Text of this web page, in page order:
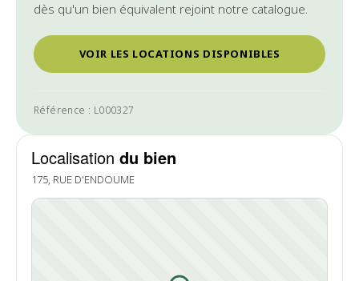
dès qu'un bien équivalent rejoint notre catalogue.
VOIR LES LOCATIONS DISPONIBLES
Référence : L000327
Localisation du bien
175, RUE D'ENDOUME